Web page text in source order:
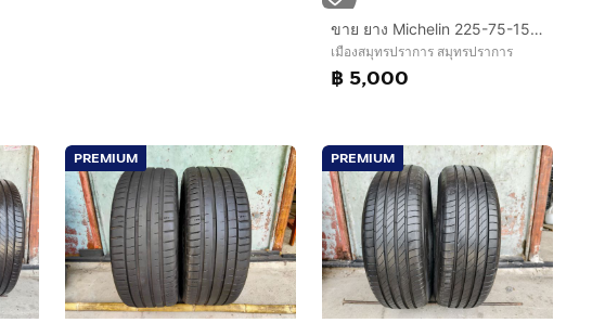
ขาย ยาง Michelin 225-75-15 (XCD2) ใหม่ ปี 26
เมืองสมุทรปราการ สมุทรปราการ
฿ 5,000
PREMIUM PREMIUM